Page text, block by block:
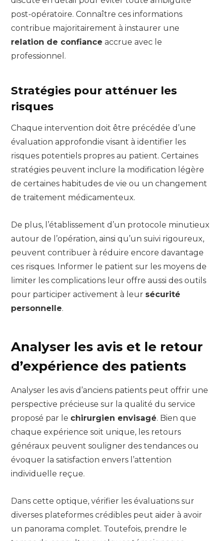
post-opératoire. Connaître ces informations
contribue majoritairement à instaurer une
relation de confiance accrue avec le
professionnel.
Stratégies pour atténuer les
risques
Chaque intervention doit être précédée d’une
évaluation approfondie visant à identifier les
risques potentiels propres au patient. Certaines
stratégies peuvent inclure la modification légère
de certaines habitudes de vie ou un changement
de traitement médicamenteux.
De plus, l’établissement d’un protocole minutieux
autour de l’opération, ainsi qu’un suivi rigoureux,
peuvent contribuer à réduire encore davantage
ces risques. Informer le patient sur les moyens de
limiter les complications leur offre aussi des outils
pour participer activement à leur sécurité
personnelle.
Analyser les avis et le retour
d’expérience des patients
Analyser les avis d’anciens patients peut offrir une
perspective précieuse sur la qualité du service
proposé par le chirurgien envisagé. Bien que
chaque expérience soit unique, les retours
généraux peuvent souligner des tendances ou
évoquer la satisfaction envers l’attention
individuelle reçue.
Dans cette optique, vérifier les évaluations sur
diverses plateformes crédibles peut aider à avoir
un panorama complet. Toutefois, prendre le